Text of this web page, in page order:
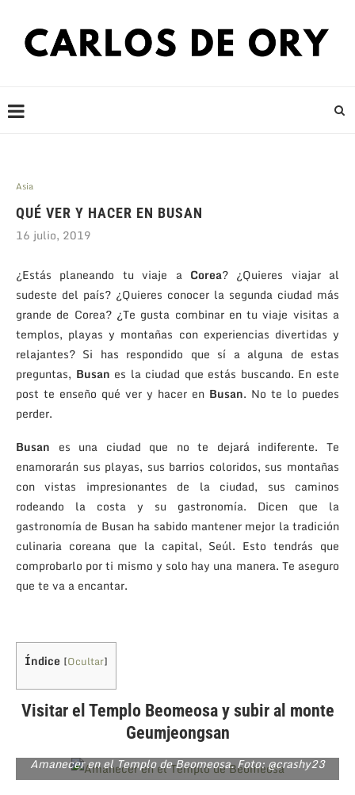
Asia
QUÉ VER Y HACER EN BUSAN
16 julio, 2019
¿Estás planeando tu viaje a Corea? ¿Quieres viajar al
sudeste del país? ¿Quieres conocer la segunda ciudad más
grande de Corea? ¿Te gusta combinar en tu viaje visitas a
templos, playas y montañas con experiencias divertidas y
relajantes? Si has respondido que sí a alguna de estas
preguntas, Busan es la ciudad que estás buscando. En este
post te enseño qué ver y hacer en Busan. No te lo puedes
perder.
Busan es una ciudad que no te dejará indiferente. Te
enamorarán sus playas, sus barrios coloridos, sus montañas
con vistas impresionantes de la ciudad, sus caminos
rodeando la costa y su gastronomía. Dicen que la
gastronomía de Busan ha sabido mantener mejor la tradición
culinaria coreana que la capital, Seúl. Esto tendrás que
comprobarlo por ti mismo y solo hay una manera. Te aseguro
que te va a encantar.
Índice [Ocultar]
Visitar el Templo Beomeosa y subir al monte
Geumjeongsan
Amanecer en el Templo de Beomeosa. Foto: @crashy23